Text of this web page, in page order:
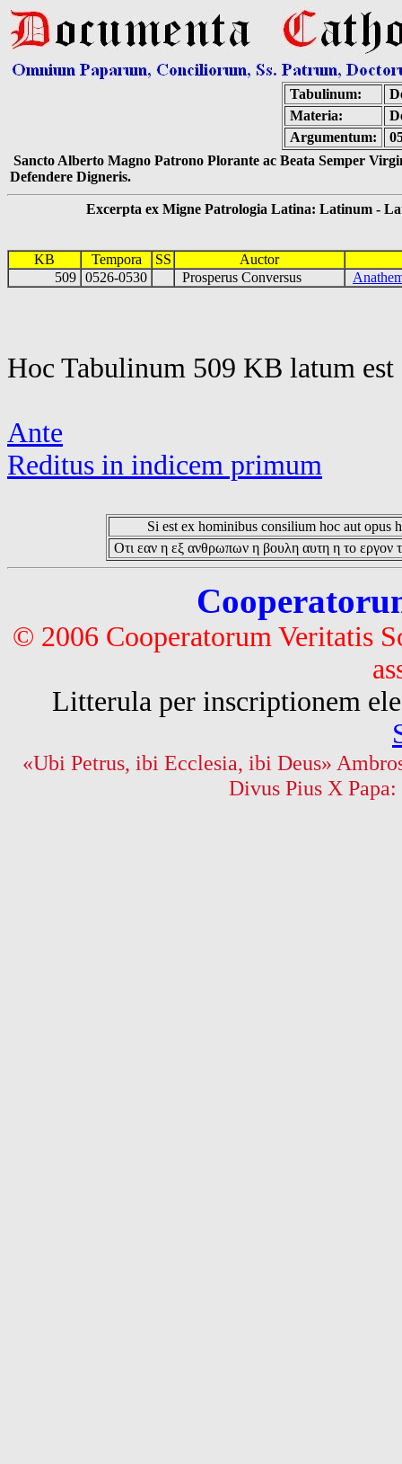
Tabulinum:
Materia:
Argumentum:
Sancto Alberto Magno Patrono Plorante ac Beata Semper
Defendere Digneris.
Excerpta ex Migne Patrologia Latina: Latinum -
KB Tempora SS
Auctor
509 0526-0530 Prosperus Conversus
Hoc Tabulinum 509 KB latum
Ante
Reditus in indicem primum
Si est ex hominibus consilium hoc aut opus
Οτι εαν η εξ ανθρωπων η βουλη αυτη η το εργον
© 2006 Cooperatorum Veritatis
Litterula per inscriptionem
«Ubi Petrus, ibi Ecclesia, ibi Deus»
Divus Pius X Papa: